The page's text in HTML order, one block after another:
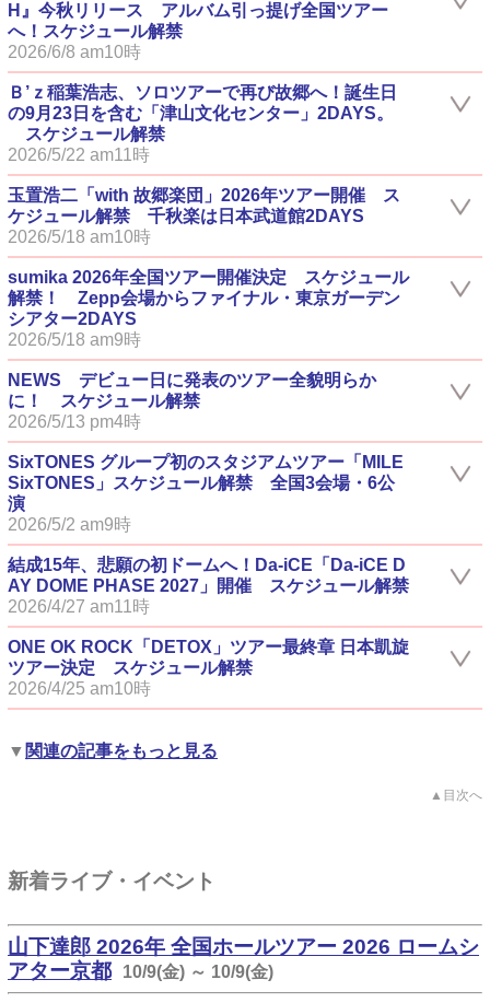
H』今秋リリース アルバム引っ提げ全国ツアー
へ！スケジュール解禁
2026/6/8 am10時
Ｂ’ｚ稲葉浩志、ソロツアーで再び故郷へ！誕生日
の9月23日を含む「津山文化センター」2DAYS。
スケジュール解禁
2026/5/22 am11時
玉置浩二「with 故郷楽団」2026年ツアー開催 ス
ケジュール解禁 千秋楽は日本武道館2DAYS
2026/5/18 am10時
sumika 2026年全国ツアー開催決定 スケジュール
解禁！ Zepp会場からファイナル・東京ガーデン
シアター2DAYS
2026/5/18 am9時
NEWS デビュー日に発表のツアー全貌明らか
に！ スケジュール解禁
2026/5/13 pm4時
SixTONES グループ初のスタジアムツアー「MILE
SixTONES」スケジュール解禁 全国3会場・6公
演
2026/5/2 am9時
結成15年、悲願の初ドームへ！Da-iCE「Da-iCE D
AY DOME PHASE 2027」開催 スケジュール解禁
2026/4/27 am11時
ONE OK ROCK「DETOX」ツアー最終章 日本凱旋
ツアー決定 スケジュール解禁
2026/4/25 am10時
▼ 関連の記事をもっと見る
▲目次へ
新着ライブ・イベント
山下達郎 2026年 全国ホールツアー 2026 ロームシ
アター京都
10/9(金) ～ 10/9(金)